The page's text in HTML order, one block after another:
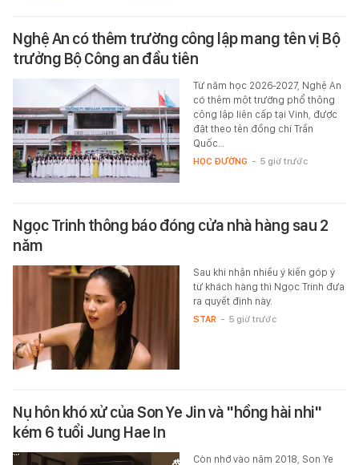
Nghệ An có thêm trường công lập mang tên vị Bộ
trưởng Bộ Công an đầu tiên
Từ năm học 2026-2027, Nghệ An
có thêm một trường phổ thông
công lập liên cấp tại Vinh, được
đặt theo tên đồng chí Trần
Quốc…
HỌC ĐƯỜNG - 5 giờ trước
Ngọc Trinh thông báo đóng cửa nhà hàng sau 2
năm
Sau khi nhận nhiều ý kiến góp ý
từ khách hàng thì Ngọc Trinh đưa
ra quyết định này.
STAR - 5 giờ trước
Nụ hôn khó xử của Son Ye Jin và "hồng hài nhi"
kém 6 tuổi Jung Hae In
Còn nhớ vào năm 2018, Son Ye